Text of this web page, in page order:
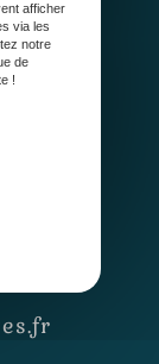
afficher
via les
notre
de
!